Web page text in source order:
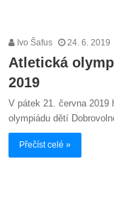
Ivo Šafus 24. 6. 2019
Atletická
2019
V pátek 21. června 2019
olympiádu dětí
Přečíst celé »